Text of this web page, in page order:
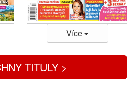
Více
TITULY >